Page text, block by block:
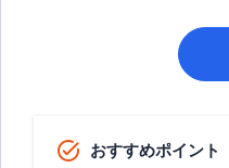
おすすめポイント